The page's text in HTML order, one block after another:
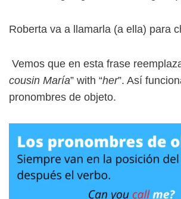
Roberta va a llamarla (a ella) para
Vemos que en esta frase
cousin María” with “her”. Así
pronombres de objeto.